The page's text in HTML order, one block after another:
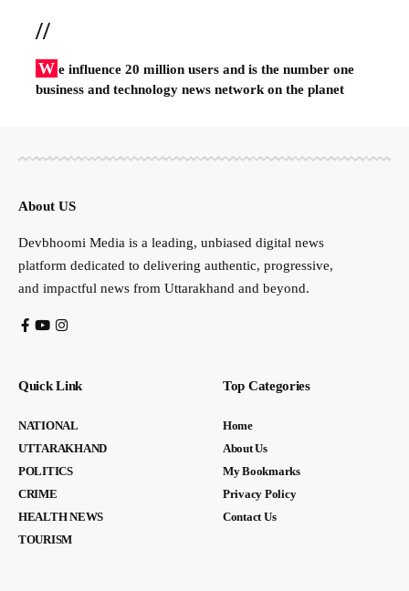
//
W e influence 20 million users and is the number one
business and technology news network on the planet
About US
Devbhoomi Media is a leading, unbiased digital news
platform dedicated to delivering authentic, progressive,
and impactful news from Uttarakhand and beyond.
Quick Link
NATIONAL
UTTARAKHAND
POLITICS
CRIME
HEALTH NEWS
TOURISM
Top Categories
Home
About Us
My Bookmarks
Privacy Policy
Contact Us